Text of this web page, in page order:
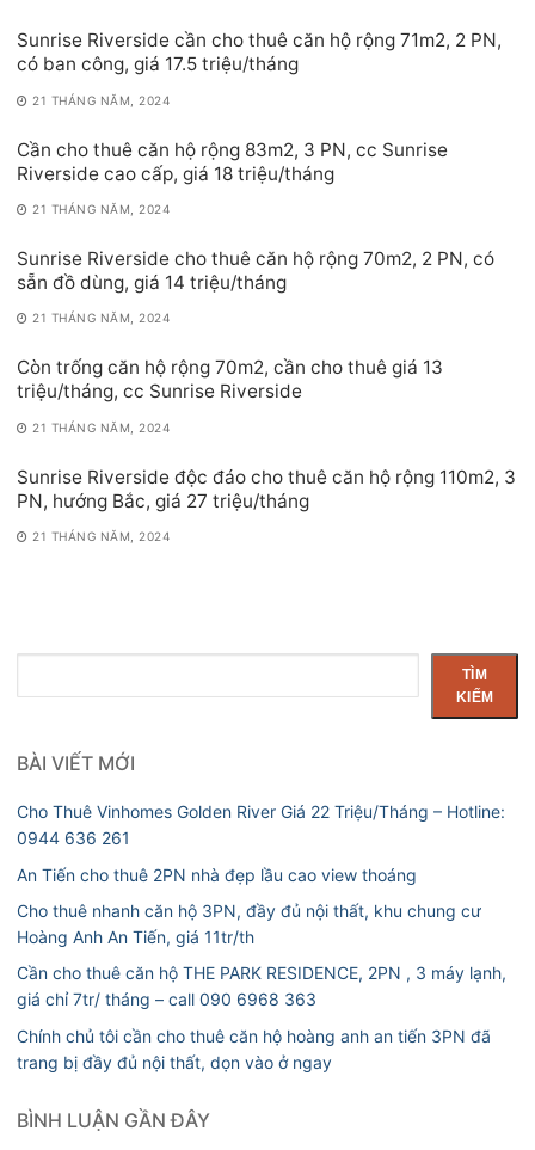
Sunrise Riverside cần cho thuê căn hộ rộng 71m2, 2 PN,
có ban công, giá 17.5 triệu/tháng
21 THÁNG NĂM, 2024
Cần cho thuê căn hộ rộng 83m2, 3 PN, cc Sunrise
Riverside cao cấp, giá 18 triệu/tháng
21 THÁNG NĂM, 2024
Sunrise Riverside cho thuê căn hộ rộng 70m2, 2 PN, có
sẵn đồ dùng, giá 14 triệu/tháng
21 THÁNG NĂM, 2024
Còn trống căn hộ rộng 70m2, cần cho thuê giá 13
triệu/tháng, cc Sunrise Riverside
21 THÁNG NĂM, 2024
Sunrise Riverside độc đáo cho thuê căn hộ rộng 110m2, 3
PN, hướng Bắc, giá 27 triệu/tháng
21 THÁNG NĂM, 2024
kiếm
TÌM
KIẾM
BÀI VIẾT MỚI
Cho Thuê Vinhomes Golden River Giá 22 Triệu/Tháng – Hotline:
0944 636 261
An Tiến cho thuê 2PN nhà đẹp lầu cao view thoáng
Cho thuê nhanh căn hộ 3PN, đầy đủ nội thất, khu chung cư
Hoàng Anh An Tiến, giá 11tr/th
Cần cho thuê căn hộ THE PARK RESIDENCE, 2PN , 3 máy lạnh,
giá chỉ 7tr/ tháng – call 090 6968 363
Chính chủ tôi cần cho thuê căn hộ hoàng anh an tiến 3PN đã
trang bị đầy đủ nội thất, dọn vào ở ngay
BÌNH LUẬN GẦN ĐÂY